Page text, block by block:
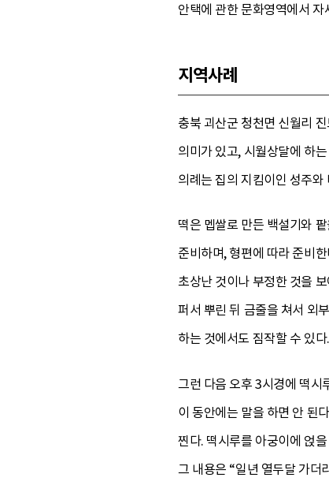
안택에 관한 문화영역에서 자
지역사례
충북 괴산군 청천면 신월리
의미가 있고, 시월상달에 하
의례는 집의 지킴이인 성주
떡은 멥쌀로 만든 백설기와
준비하며, 형편에 따라 준비
초상난 것이나 부정한 것을
퍼서 뿌린 뒤 금줄을 쳐서 외
하는 것에서도 짐작할 수 있
그런 다음 오후 3시경에 떡시
이 동안에는 말을 하면 안 된
찐다. 떡시루를 아궁이에 얹
그 내용은 “일년 열두달 가더